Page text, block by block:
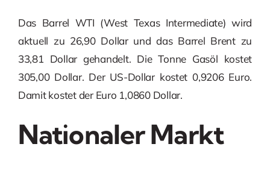
Das Barrel WTI (West Texas Intermediate) wird
aktuell zu 26,90 Dollar und das Barrel Brent zu
33,81 Dollar gehandelt. Die Tonne Gasöl kostet
305,00 Dollar. Der US-Dollar kostet 0,9206 Euro.
Damit kostet der Euro 1,0860 Dollar.
Nationaler Markt